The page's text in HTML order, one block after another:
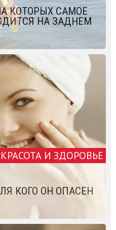
КОТОРЫХ САМОЕ
НА ЗАДНЕМ
КРАСОТА И ЗДОРОВЬЕ
КОГО ОН ОПАСЕН